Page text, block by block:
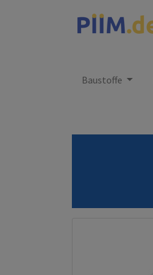
Baustoffe